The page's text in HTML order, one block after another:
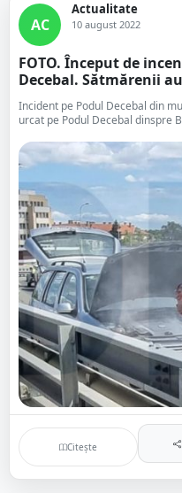
AC
Actualitate
10 august 2022
FOTO. Început de
Decebal. Sătmărenii
Incident pe Podul Decebal din
urcat pe Podul Decebal dinspre
Citește